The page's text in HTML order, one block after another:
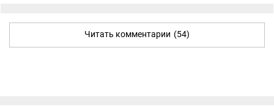
Читать комментарии (54)